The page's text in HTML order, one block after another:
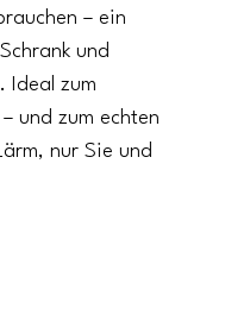
– ein
und
Ideal zum
und zum echten
nur Sie und